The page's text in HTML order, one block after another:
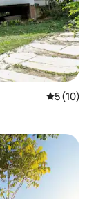
Keskmine
5 (10)